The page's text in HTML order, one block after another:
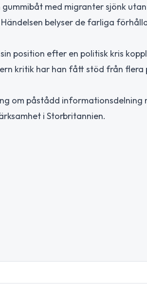
med migranter sjönk
belyser de farliga
position efter en politisk kris
kritik har han fått stöd från
om påstådd informationsdelning
i Storbritannien.